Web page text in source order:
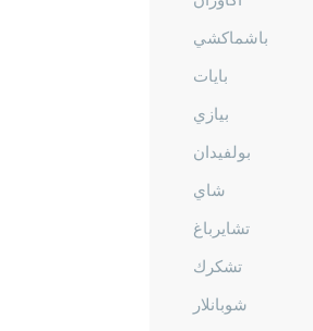
باشماكشي
بايات
بيازي
بولفيدان
شاي
تشايرباغ
تشكرك
شوبانلار